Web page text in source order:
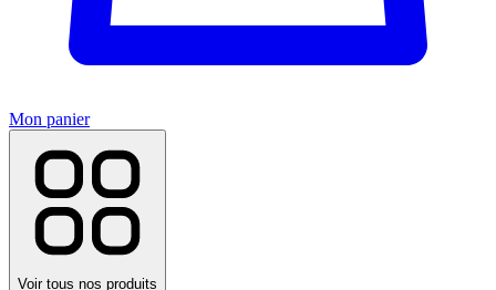
Mon panier
Voir tous nos produits